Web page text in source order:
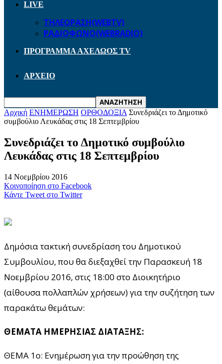
LIVE
ΤΗΛΕΟΡΑΣΗ(WEBTV)
ΡΑΔΙΟΦΩΝΟ(WEBRADIO)
ΠΡΟΓΡΑΜΜΑ ΑΧΕΛΩΟΣ TV
ΑΡΧΕΙΟ
Αρχική ΕΝΗΜΕΡΩΣΗ ΟΡΘΟΔΟΞΙΑ Συνεδριάζει το Δημοτικό
συμβούλιο Λευκάδας στις 18 Σεπτεμβρίου
Συνεδριάζει το Δημοτικό συμβούλιο
Λευκάδας στις 18 Σεπτεμβρίου
14 Νοεμβρίου 2016
Κοινοποίηση στο Facebook
Κάντε Tweet στο Twitter
Δημόσια τακτική συνεδρίαση του Δημοτικού
Συμβουλίου, που θα διεξαχθεί την Παρασκευή 18
Νοεμβρίου 2016, στις 18:00 στο Διοικητήριο
(αίθουσα πολλαπλών χρήσεων) για την συζήτηση των
παρακάτω θεμάτων:
ΘΕΜΑΤΑ ΗΜΕΡΗΣΙΑΣ ΔΙΑΤΑΞΗΣ:
ΘΕΜΑ 1ο: Ενημέρωση για την προώθηση της